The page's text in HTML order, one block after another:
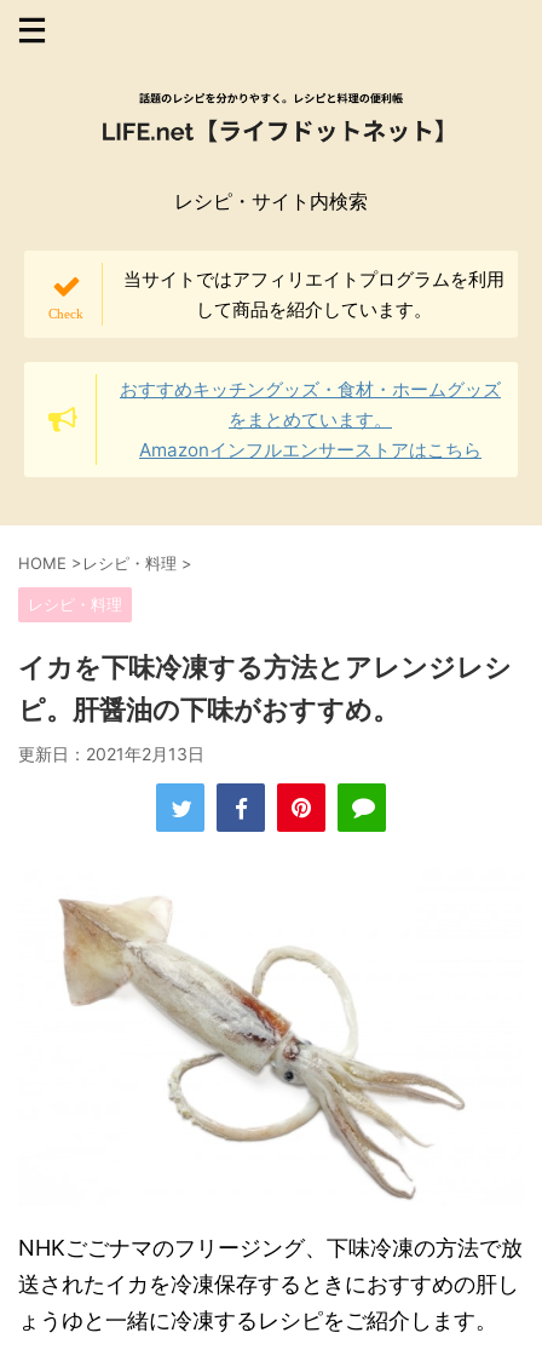
レシピ・サイト内検索
当サイトではアフィリエイトプログラムを利用
して商品を紹介しています。
おすすめキッチングッズ・食材・ホームグッズ
をまとめています。
Amazonインフルエンサーストアはこちら
HOME >レシピ・料理 >
レシピ・料理
イカを下味冷凍する方法とアレンジレシ
ピ。肝醤油の下味がおすすめ。
更新日： 2021年2月13日
NHKごごナマのフリージング、下味冷凍の方法で放
送されたイカを冷凍保存するときにおすすめの肝し
ょうゆと一緒に冷凍するレシピをご紹介します。